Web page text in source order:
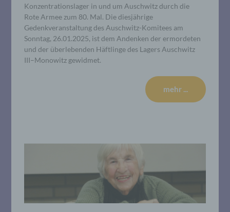
Konzentrationslager in und um Auschwitz durch die
Rote Armee zum 80. Mal. Die diesjährige
Gedenkveranstaltung des Auschwitz-Komitees am
Sonntag, 26.01.2025, ist dem Andenken der ermordeten
und der überlebenden Häftlinge des Lagers Auschwitz
III–Monowitz gewidmet.
mehr ...